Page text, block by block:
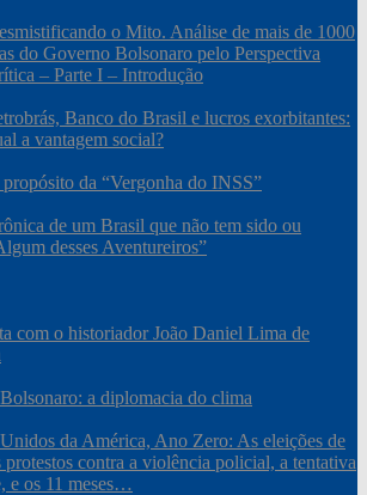
o Mito. Análise de mais de 1000
do Governo Bolsonaro pelo Perspectiva
– Parte I – Introdução
Banco do Brasil e lucros exorbitantes:
a vantagem social?
da “Vergonha do INSS”
de um Brasil que não tem sido ou
desses Aventureiros”
com o historiador João Daniel Lima de
a diplomacia do clima
da América, Ano Zero: As eleições de
protestos contra a violência policial, a tentativa
e os 11 meses…